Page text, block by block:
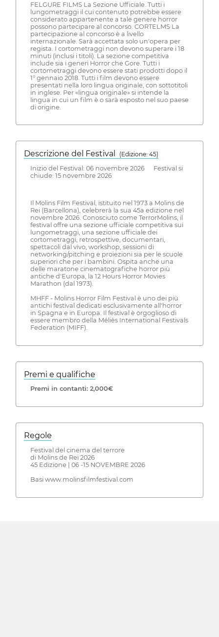
FELGURE FILMS La Sezione Ufficiale. Tutti i
lungometraggi il cui contenuto potrebbe essere
considerato appartenente a tale genere horror
possono partecipare al concorso. CORTELMS La
partecipazione al concorso è a livello
internazionale. Sarà accettata solo un'opera per
regista. I cortometraggi non devono superare i 18
minuti (inclusi i titoli). La sezione competitiva
include sia i generi Horror che Gore. Tutti i
cortometraggi devono essere stati prodotti dopo il
1° gennaio 2018. Tutti i film devono essere
presentati nella loro lingua originale, con sottotitoli
in inglese. Per «lingua originale» si intende la
lingua in cui un film è o sarà esposto nel suo paese
di origine.
Descrizione del Festival
( Edizione: 45)
Inizio del Festival: 06 novembre 2026 Festival si
chiude: 15 novembre 2026
Il Molins Film Festival, istituito nel 1973 a Molins de
Rei (Barcellona), celebrerà la sua 45a edizione nel
novembre 2026. Conosciuto come TerrorMolins, il
festival offre una sezione ufficiale competitiva sui
lungometraggi, una sezione ufficiale dei
cortometraggi, retrospettive, documentari,
spettacoli dal vivo, workshop, sessioni di
networking/pitching e proiezioni sia per le scuole
superiori che per i bambini. Ospita anche una
delle maratone cinematografiche horror più
antiche d'Europa, la 12 Hours Horror Movies
Marathon (dal 1973).
MHFF - Molins Horror Film Festival è uno dei più
antichi festival dedicati esclusivamente all'horror
in Spagna e in Europa. Il festival è orgoglioso di
essere membro della Méliès International Festivals
Federation (MIFF).
Premi e qualifiche
Premi in contanti: 2,000€
Regole
Festival del cinema del terrore
di Molins de Rei 2026
45 Edizione | 06 -15 NOVEMBRE 2026
Basi www.molinsfilmfestival.com